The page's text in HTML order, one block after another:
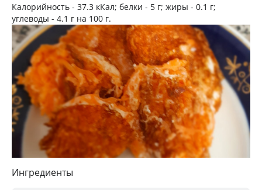
Калорийность - 37.3 кКал; белки - 5 г; жиры - 0.1 г;
углеводы - 4.1 г на 100 г.
Ингредиенты